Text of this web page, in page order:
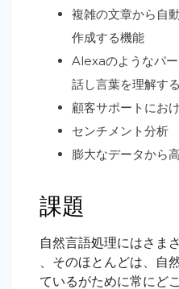
複雑の文章から自
作成する機能
Alexaのようなパー
話し言葉を理解す
顧客サポートにお
センチメント分析
膨大なデータから
課題
自然言語処理にはさま
、そのほとんどは、自
ているがために常にど